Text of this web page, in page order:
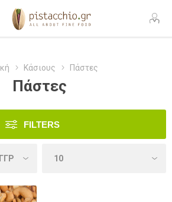
Κάσιους Πάστες
Πάστες
FILTERS